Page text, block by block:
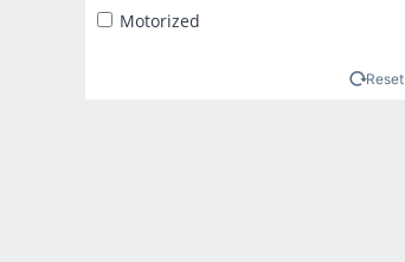
2025年6月
Motorized
Reset